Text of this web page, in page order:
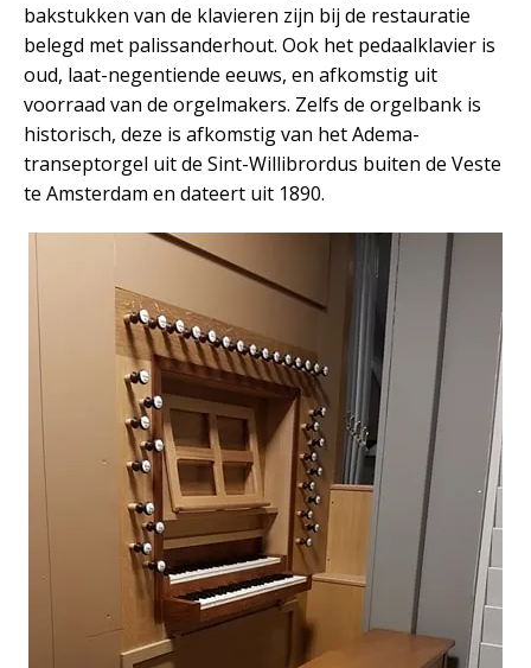
bakstukken van de klavieren zijn bij de restauratie
belegd met palissanderhout. Ook het pedaalklavier is
oud, laat-negentiende eeuws, en afkomstig uit
voorraad van de orgelmakers. Zelfs de orgelbank is
historisch, deze is afkomstig van het Adema-
transeptorgel uit de Sint-Willibrordus buiten de Veste
te Amsterdam en dateert uit 1890.